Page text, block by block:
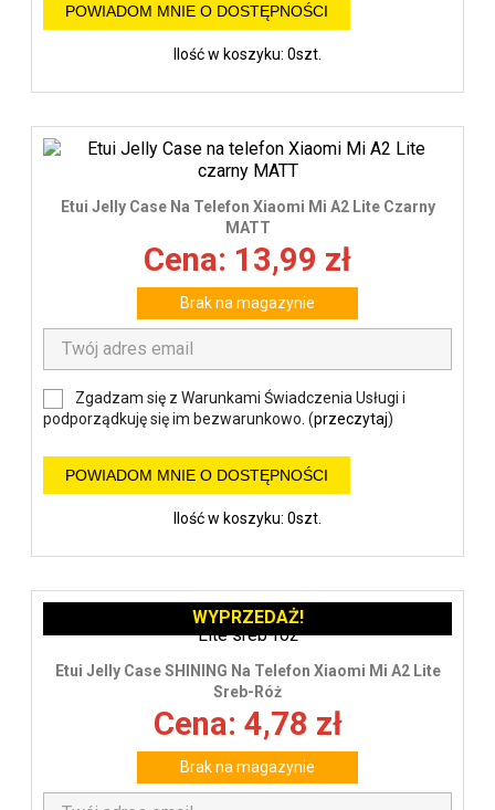
POWIADOM MNIE O DOSTĘPNOŚCI
Ilość w koszyku: 0szt.
Etui Jelly Case Na Telefon Xiaomi Mi A2 Lite Czarny
MATT
Cena: 13,99 zł
Brak na magazynie
Zgadzam się z Warunkami Świadczenia Usługi i
podporządkuję się im bezwarunkowo. (przeczytaj)
POWIADOM MNIE O DOSTĘPNOŚCI
Ilość w koszyku: 0szt.
Etui Jelly Case SHINING Na Telefon Xiaomi Mi A2 Lite
Sreb-Róż
Cena: 4,78 zł
Brak na magazynie
WYPRZEDAŻ!